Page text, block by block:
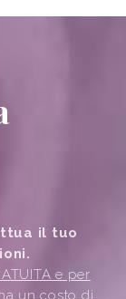
il tuo
e per
un costo di